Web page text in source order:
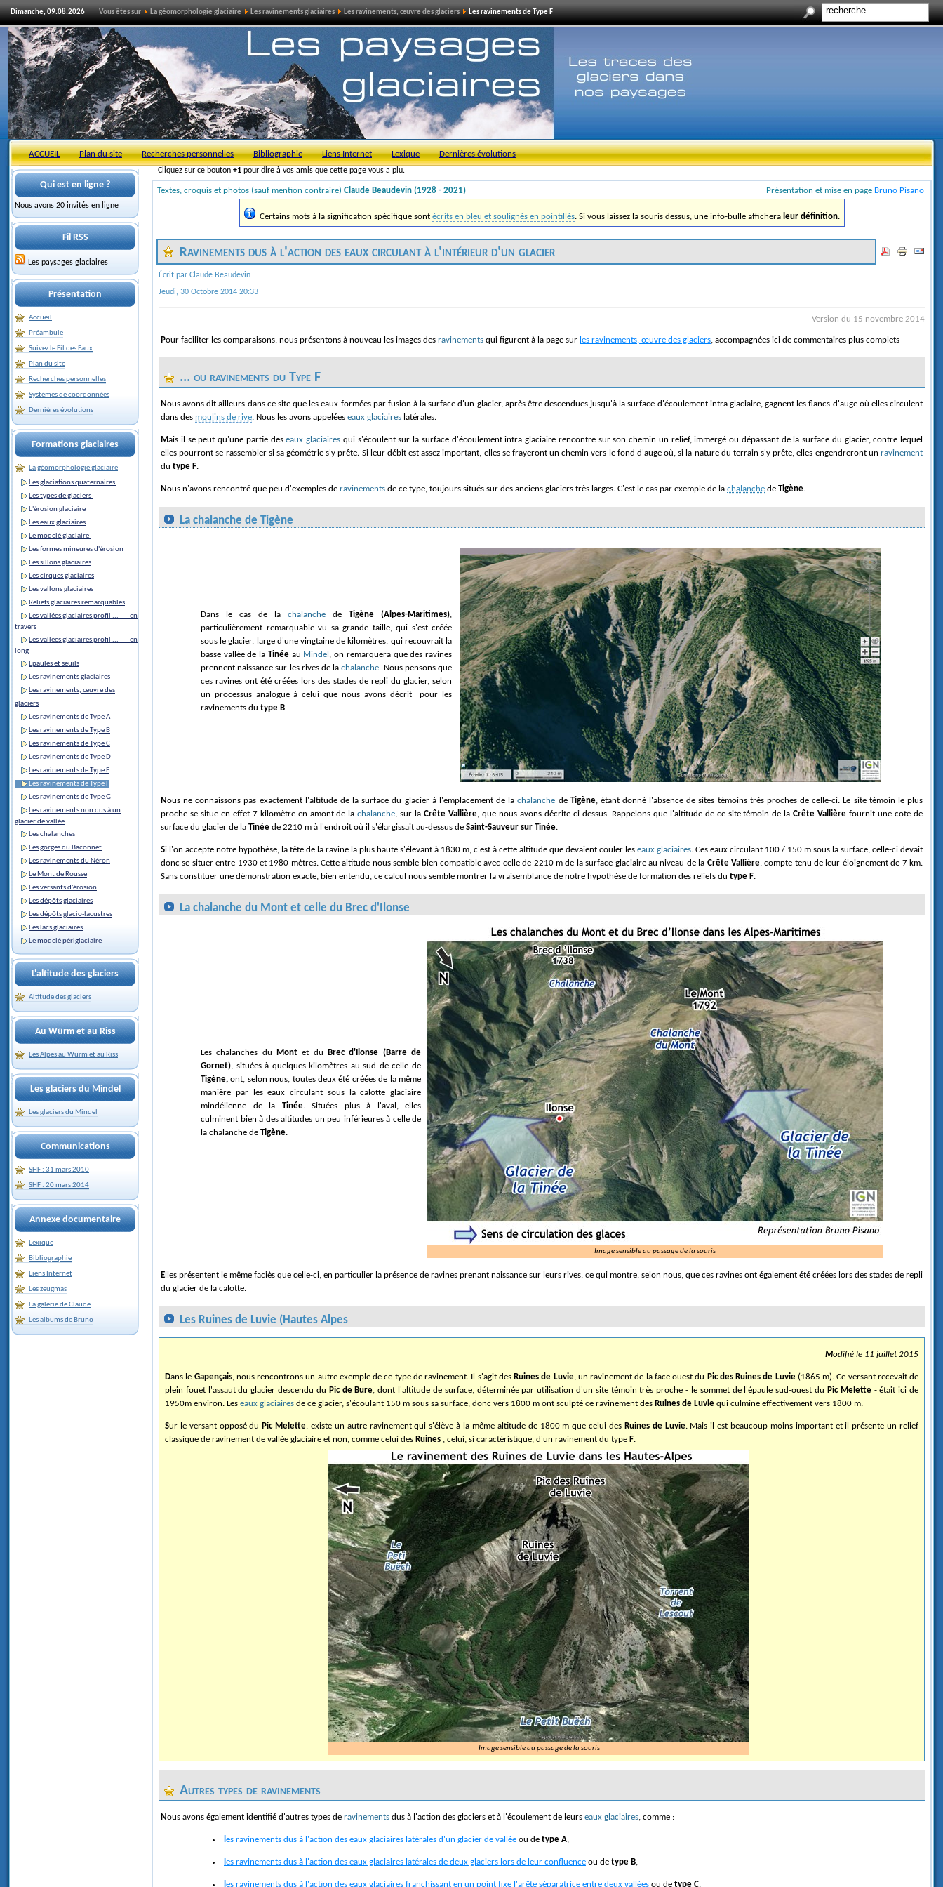
Dimanche, 09.08.2026 Vous êtes sur La géomorphologie glaciaire Les ravinements glaciaires Les ravinements, œuvre des glaciers Les ravinements de Type F
ACCUEIL Plan du site Recherches personnelles Bibliographie Liens Internet Lexique Dernières évolutions
Cliquez sur ce bouton +1 pour dire à vos amis que cette page vous a plu.
Qui est en ligne ?
Nous avons 20 invités en ligne
Fil RSS
Les paysages glaciaires
Présentation
Accueil
Préambule
Suivez le Fil des Eaux
Plan du site
Recherches personnelles
Systèmes de coordonnées
Dernières évolutions
Formations glaciaires
La géomorphologie glaciaire
Les glaciations quaternaires
Les types de glaciers
L'érosion glaciaire
Les eaux glaciaires
Le modelé glaciaire
Les formes mineures d'érosion
Les sillons glaciaires
Les cirques glaciaires
Les vallons glaciaires
Reliefs glaciaires remarquables
Les vallées glaciaires profil ... en
travers
Les vallées glaciaires profil ... en
long
Epaules et seuils
Les ravinements glaciaires
Les ravinements, œuvre des
glaciers
Les ravinements de Type A
Les ravinements de Type B
Les ravinements de Type C
Les ravinements de Type D
Les ravinements de Type E
Les ravinements de Type F
Les ravinements de Type G
Les ravinements non dus à un
glacier de vallée
Les chalanches
Les gorges du Baconnet
Les ravinements du Néron
Le Mont de Rousse
Les versants d'érosion
Les dépôts glaciaires
Les dépôts glacio-lacustres
Les lacs glaciaires
Le modelé périglaciaire
L'altitude des glaciers
Altitude des glaciers
Au Würm et au Riss
Les Alpes au Würm et au Riss
Les glaciers du Mindel
Les glaciers du Mindel
Communications
SHF : 31 mars 2010
SHF : 20 mars 2014
Annexe documentaire
Lexique
Bibliographie
Liens Internet
Les zeugmas
La galerie de Claude
Les albums de Bruno
Textes, croquis et photos (sauf mention contraire) Claude Beaudevin (1928 - 2021) Présentation et mise en page Bruno Pisano
Certains mots à la signification spécifique sont écrits en bleu et soulignés en pointillés. Si vous laissez la souris dessus, une info-bulle affichera leur définition.
Ravinements dus à l'action des eaux circulant à l'intérieur d'un glacier
Écrit par Claude Beaudevin
Jeudi, 30 Octobre 2014 20:33
Version du 15 novembre 2014
Pour faciliter les comparaisons, nous présentons à nouveau les images des ravinements qui figurent à la page sur les ravinements, œuvre des glaciers, accompagnées ici de commentaires plus complets
... ou ravinements du Type F
Nous avons dit ailleurs dans ce site que les eaux formées par fusion à la surface d'un glacier, après être descendues jusqu'à la surface d'écoulement intra glaciaire, gagnent les flancs d'auge où elles circulent
dans des moulins de rive. Nous les avons appelées eaux glaciaires latérales.
Mais il se peut qu'une partie deseaux glaciaires qui s'écoulent sur la surface d'écoulement intra glaciaire rencontre sur son chemin un relief, immergé ou dépassant de la surface du glacier, contre lequel
elles pourront se rassembler si sa géométrie s'y prête. Si leur débit est assez important, elles se frayeront un chemin vers le fond d'auge où, si la nature du terrain s'y prête, elles engendreront un ravinement
du type F.
Nous n'avons rencontré que peu d'exemples de ravinements de ce type, toujours situés sur des anciens glaciers très larges. C'est le cas par exemple de la chalanche de Tigène.
La chalanche de Tigène
Dans le cas de la chalanche de Tigène (Alpes-Maritimes),
particulièrement remarquable vu sa grande taille, qui s'est créée
sous le glacier, large d'une vingtaine de kilomètres, qui recouvrait la
basse vallée de la Tinéeau Mindel , on remarquera que des ravines
prennent naissance sur les rives de lachalanche. Nous pensons que
ces ravines ont été créées lors des stades de repli du glacier, selon
un processus analogue à celui que nous avons décrit pour les
ravinements du type B.
Nous ne connaissons pas exactement l'altitude de la surface du glacier à l'emplacement de lachalanche de Tigène, étant donné l'absence de sites témoins très proches de celle-ci. Le site témoin le plus
proche se situe en effet 7 kilomètre en amont de lachalanche, sur laCrête Vallière, que nous avons décrite ci-dessus. Rappelons que l'altitude de ce site témoin de laCrête Vallière fournit une cote de
surface du glacier de la Tinée de 2210 m à l'endroit où il s'élargissait au-dessus de Saint-Sauveur sur Tinée.
Si l'on accepte notre hypothèse, la tête de la ravine la plus haute s'élevant à 1830 m, c'est à cette altitude que devaient couler les eaux glaciaires. Ces eaux circulant 100 / 150 m sous la surface, celle-ci devait
donc se situer entre 1930 et 1980 mètres. Cette altitude nous semble bien compatible avec celle de 2210 m de la surface glaciaire au niveau de la Crête Vallière, compte tenu de leur éloignement de 7 km.
Sans constituer une démonstration exacte, bien entendu, ce calcul nous semble montrer la vraisemblance de notre hypothèse de formation des reliefs du type F.
La chalanche du Mont et celle du Brec d'Ilonse
Les chalanches du Mont et du
Brec d'Ilonse (Barre de
Gornet), situées à quelques kilomètres au sud de celle de
Tigène, ont, selon nous, toutes deux été créées de la même
manière par les eaux circulant sous la calotte glaciaire
mindélienne de la Tinée. Situées plus à l'aval, elles
culminent bien à des altitudes un peu inférieures à celle de
la chalanche de Tigène.
Image sensible au passage de la souris
Elles présentent le même faciès que celle-ci, en particulier la présence de ravines prenant naissance sur leurs rives, ce qui montre, selon nous, que ces ravines ont également été créées lors des stades de repli
du glacier de la calotte.
Les Ruines de Luvie (Hautes Alpes
Modifié le 11 juillet 2015
Dans le Gapençais, nous rencontrons un autre exemple de ce type de ravinement. Il s'agit des Ruines de Luvie, un ravinement de la face ouest du Pic des Ruines de Luvie(1865 m). Ce versant recevait de
plein fouet l'assaut du glacier descendu du Pic de Bure, dont l'altitude de surface, déterminée par utilisation d'un site témoin très proche - le sommet de l'épaule sud-ouest du Pic Melette- était ici de
1950m environ. Les eaux glaciaires de ce glacier, s'écoulant 150 m sous sa surface, donc vers 1800 m ont sculpté ce ravinement des Ruines de Luvie qui culmine effectivement vers 1800 m.
Sur le versant opposé du Pic Melette, existe un autre ravinement qui s'élève à la même altitude de 1800 m que celui des Ruines de Luvie. Mais il est beaucoup moins important et il présente un relief
classique de ravinement de vallée glaciaire et non, comme celui des Ruines , celui, si caractéristique, d'un ravinement du type F.
Image sensible au passage de la souris
Autres types de ravinements
Nous avons également identifié d'autres types de ravinements dus à l'action des glaciers et à l'écoulement de leurs eaux glaciaires, comme :
les ravinements dus à l'action des eaux glaciaires latérales d'un glacier de vallée ou de type A,
les ravinements dus à l'action des eaux glaciaires latérales de deux glaciers lors de leur confluence ou de type B,
les ravinements dus à l'action des eaux glaciaires franchissant en un point fixe l'arête séparatrice entre deux vallées ou de type C,